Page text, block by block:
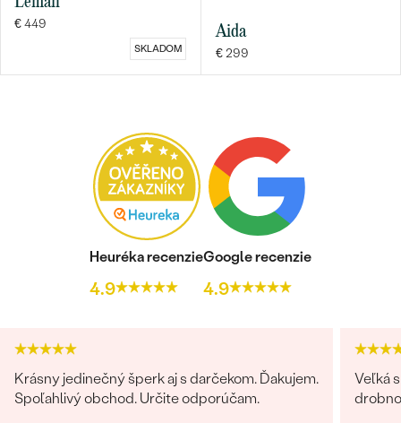
€ 449
SKLADOM
Aida
€ 299
Heuréka recenzie
4.9
Google recenzie
4.9
Krásny jedinečný šperk aj s darčekom. Ďakujem.
Spoľahlivý obchod. Určite odporúčam.
Veľká